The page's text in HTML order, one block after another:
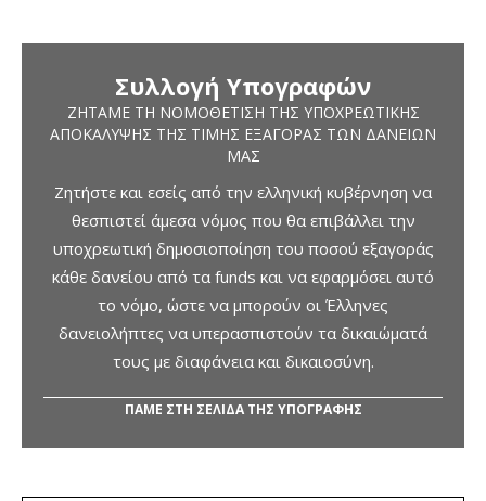
Συλλογή Υπογραφών
ΖΗΤΆΜΕ ΤΗ ΝΟΜΟΘΈΤΙΣΗ ΤΗΣ ΥΠΟΧΡΕΩΤΙΚΉΣ
ΑΠΟΚΆΛΥΨΗΣ ΤΗΣ ΤΙΜΉΣ ΕΞΑΓΟΡΆΣ ΤΩΝ ΔΑΝΕΊΩΝ
ΜΑΣ
Ζητήστε και εσείς από την ελληνική κυβέρνηση να
θεσπιστεί άμεσα νόμος που θα επιβάλλει την
υποχρεωτική δημοσιοποίηση του ποσού εξαγοράς
κάθε δανείου από τα funds και να εφαρμόσει αυτό
το νόμο, ώστε να μπορούν οι Έλληνες
δανειολήπτες να υπερασπιστούν τα δικαιώματά
τους με διαφάνεια και δικαιοσύνη.
ΠΑΜΕ ΣΤΗ ΣΕΛΙΔΑ ΤΗΣ ΥΠΟΓΡΑΦΗΣ